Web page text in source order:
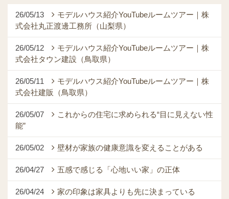
26/05/13
モデルハウス紹介YouTubeルームツアー｜株
式会社丸正渡邊工務所（山梨県）
26/05/12
モデルハウス紹介YouTubeルームツアー｜株
式会社タウン建設（鳥取県）
26/05/11
モデルハウス紹介YouTubeルームツアー｜株
式会社建販（鳥取県）
26/05/07
これからの住宅に求められる“目に見えない性
能”
26/05/02 壁材が家族の健康意識を変えることがある
26/04/27 五感で感じる「心地いい家」の正体
26/04/24 家の印象は家具よりも先に決まっている